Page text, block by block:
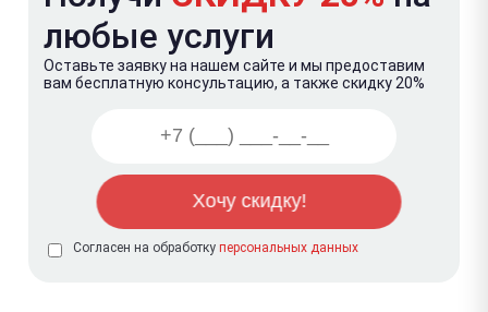
любые услуги
Оставьте заявку на нашем сайте и мы предоставим
вам бесплатную консультацию, а также скидку 20%
Согласен на обработку персональных данных